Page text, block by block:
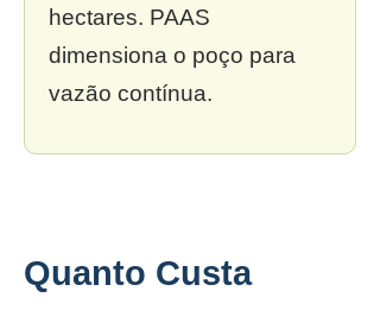
hectares. PAAS
dimensiona o poço para
vazão contínua.
Quanto Custa